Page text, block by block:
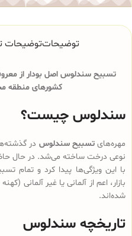
توضیحاتتوضیحات
تسبیح سندلوس اصل بودار از
کشورهای منطقه
سندلوس چیست؟
مهره‌هایتسبیح سندلوس در
نوعی درخت ساخته می‌شد. در حال
با این ویژگی‌ها پیدا کرد و تمام
بازار، اعم از آلمانی یا غیر آلمانی
شده‌اند.
تاریخچه سندلوس